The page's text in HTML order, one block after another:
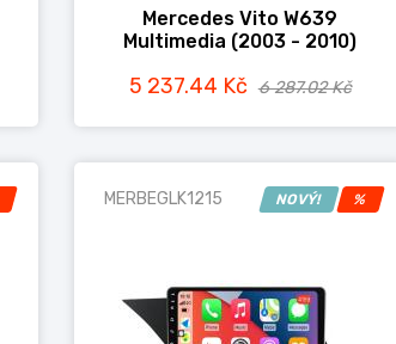
Mercedes Vito W639
Multimedia (2003 - 2010)
5 237.44 Kč 6 287.02 Kč
NOVÝ! %
MERBEGLK1215